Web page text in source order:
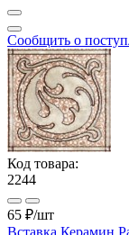
Сообщить о
Код товара:
2244
65 ₽/шт
Вставка Керамин